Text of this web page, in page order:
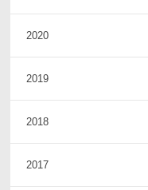
2020
2019
2018
2017